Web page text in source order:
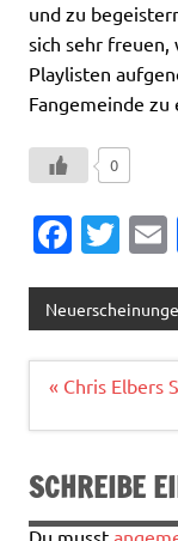
und zu
sich sehr freuen,
Playlisten
Fangemeinde zu
0
Fa
e
b
o
o
k
T
it
te
r
l
« Chris Elbers
SCHREIBE
Du musst